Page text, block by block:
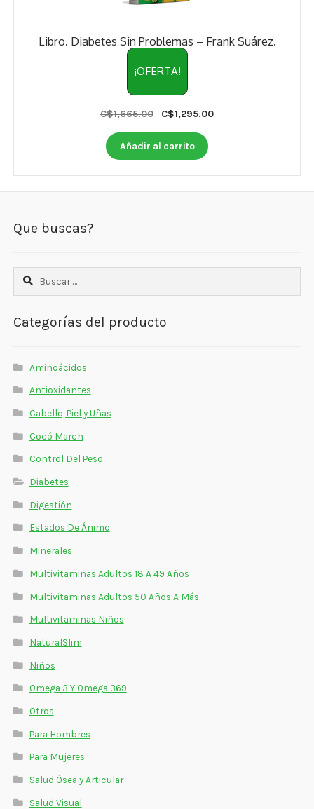
Libro. Diabetes Sin Problemas – Frank Suárez.
¡OFERTA!
C$1,665.00
Original
was:
C$1,665.00.
C$1,295.00Current
Añadir al carrito
Que buscas?
Buscar:
Categorías del producto
Aminoácidos
Antioxidantes
Cabello, Piel y Uñas
Cocó March
Control Del Peso
Diabetes
Digestión
Estados De Ánimo
Minerales
Multivitaminas Adultos 18 A 49 Años
Multivitaminas Adultos 50 Años A Más
Multivitaminas Niños
NaturalSlim
Niños
Omega 3 Y Omega 369
Otros
Para Hombres
Para Mujeres
Salud Ósea y Articular
Salud Visual